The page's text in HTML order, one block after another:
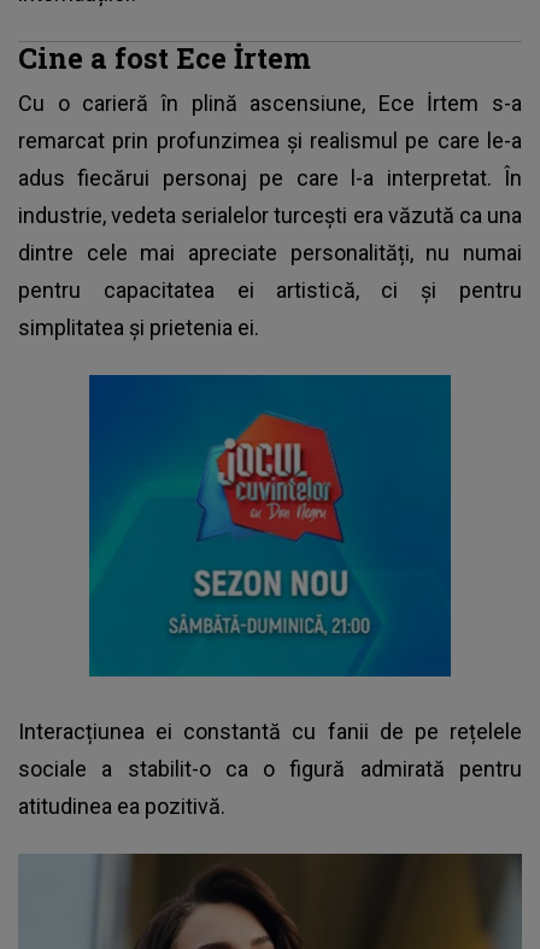
Cine a fost Ece İrtem
Cu o carieră în plină ascensiune, Ece İrtem s-a
remarcat prin profunzimea și realismul pe care le-a
adus fiecărui personaj pe care l-a interpretat. În
industrie, vedeta serialelor turcești era văzută ca una
dintre cele mai apreciate personalități, nu numai
pentru capacitatea ei artistică, ci și pentru
simplitatea și prietenia ei.
Interacțiunea ei constantă cu fanii de pe rețelele
sociale a stabilit-o ca o figură admirată pentru
atitudinea ea pozitivă.